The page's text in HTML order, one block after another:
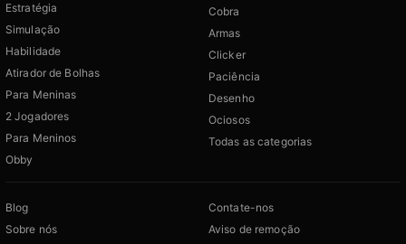
Estratégia
Simulação
Habilidade
Atirador de Bolhas
Para Meninas
2 Jogadores
Para Meninos
Obby
Cobra
Armas
Clicker
Paciência
Desenho
Ociosos
Todas as categorias
Blog
Sobre nós
Contate-nos
Aviso de remoção